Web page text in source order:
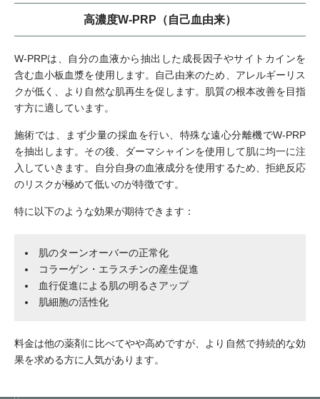
高濃度W-PRP（自己血由来）
W-PRPは、自分の血液から抽出した成長因子やサイトカインを
含む血小板血漿を使用します。自己由来のため、アレルギーリス
クが低く、より自然な肌再生を促します。肌質の根本改善を目指
す方に適しています。
施術では、まず少量の採血を行い、特殊な遠心分離機でW-PRP
を抽出します。その後、ダーマシャインを使用して肌に均一に注
入していきます。自分自身の血液成分を使用するため、拒絶反応
のリスクが極めて低いのが特徴です。
特に以下のような効果が期待できます：
肌のターンオーバーの正常化
コラーゲン・エラスチンの産生促進
血行促進による肌の明るさアップ
肌細胞の活性化
料金は他の薬剤に比べてやや高めですが、より自然で持続的な効
果を求める方に人気があります。